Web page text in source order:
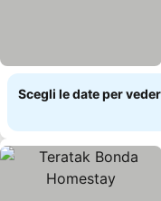
Scegli le date per